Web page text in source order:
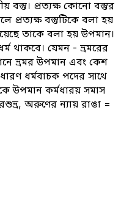
বস্তু। প্রত্যক্ষ কোনো বস্তুর
প্রত্যক্ষ বস্তুটিকে বলা হয়
তাকে বলা হয় উপমান।
থাকবে। যেমন - ভ্রমরের
ভ্রমর উপমান এবং কেশ
ধর্মবাচক পদের সাথে
উপমান কর্মধারয় সমাস
অরুণের ন্যায় রাঙা =